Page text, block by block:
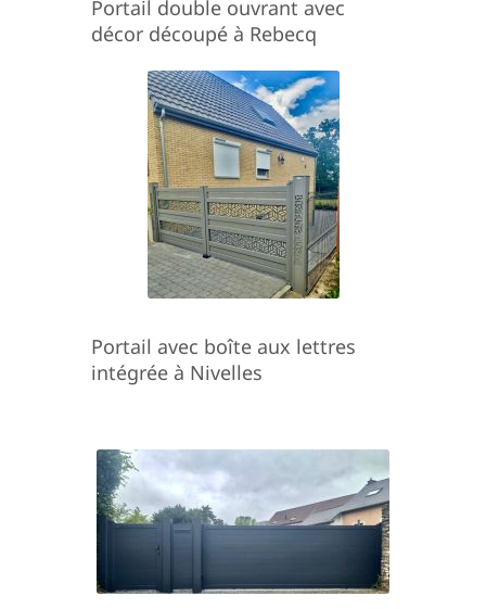
Portail double ouvrant avec
décor découpé à Rebecq
Portail avec boîte aux lettres
intégrée à Nivelles